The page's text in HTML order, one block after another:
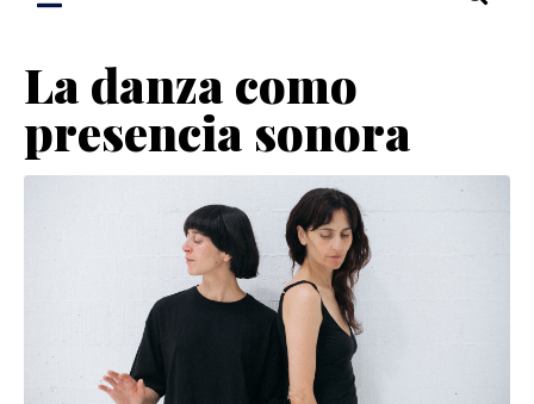
La danza como
presencia sonora